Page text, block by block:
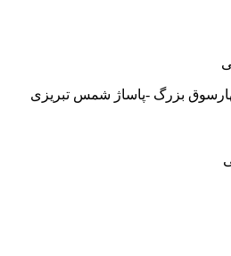
بزرگ -پاساژ شمس تبریزی